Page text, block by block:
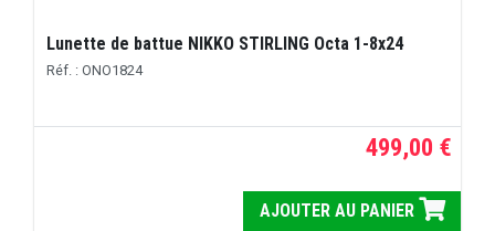
Lunette de battue NIKKO STIRLING Octa 1-8x24
Réf. : ONO1824
499,00 €
AJOUTER AU PANIER